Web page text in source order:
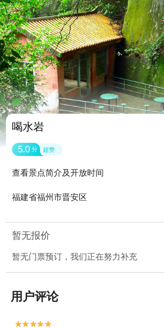
喝水岩
5.0 分 超赞
查看景点简介及开放时间
福建省福州市晋安区
暂无报价
暂无门票预订，我们正在努力补充
用户评论


